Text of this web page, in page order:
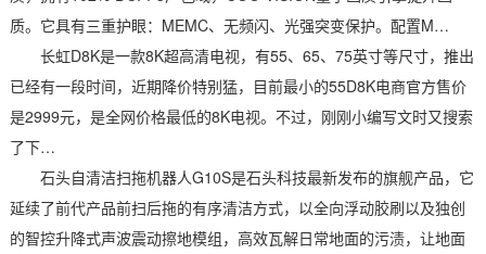
质。它具有三重护眼：MEMC、无频闪、光强突变保护。配置M…
长虹D8K是一款8K超高清电视，有55、65、75英寸等尺寸，推出
已经有一段时间，近期降价特别猛，目前最小的55D8K电商官方售价
是2999元，是全网价格最低的8K电视。不过，刚刚小编写文时又搜索
了下…
石头自清洁扫拖机器人G10S是石头科技最新发布的旗舰产品，它
延续了前代产品前扫后拖的有序清洁方式，以全向浮动胶刷以及独创
的智控升降式声波震动擦地模组，高效瓦解日常地面的污渍，让地面